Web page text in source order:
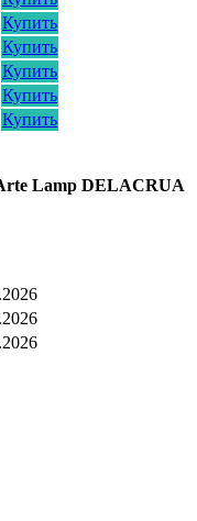
Купить
Купить
Купить
Купить
Купить
Lamp DELACRUA